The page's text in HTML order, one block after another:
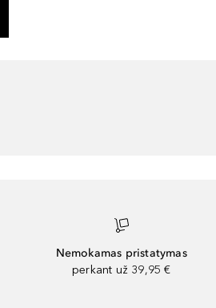
Nemokamas pristatymas
perkant už 39,95 €